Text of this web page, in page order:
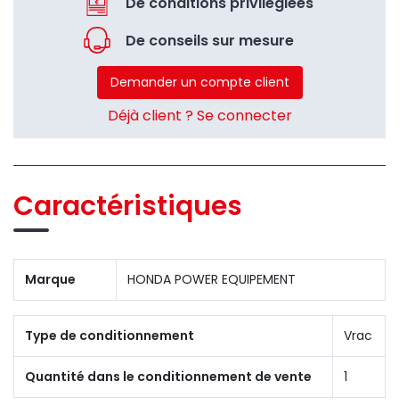
De conseils sur mesure
Demander un compte client
Déjà client ? Se connecter
Caractéristiques
Marque HONDA POWER EQUIPEMENT
Type de conditionnement Vrac
Quantité dans le conditionnement de vente 1